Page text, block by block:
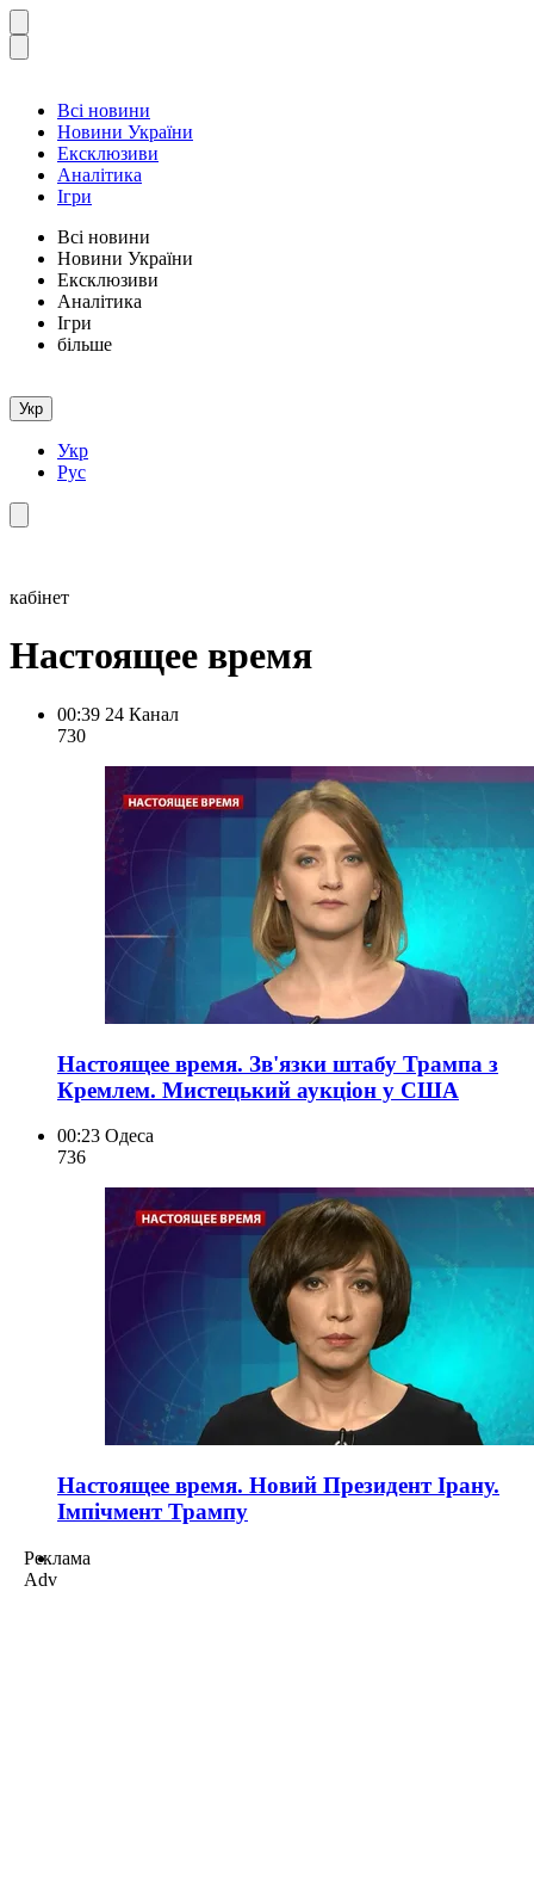
Всі новини
Новини України
Ексклюзиви
Аналітика
Ігри
Всі новини
Новини України
Ексклюзиви
Аналітика
Ігри
більше
Укр
Укр
Рус
кабінет
Настоящее время
00:39 24 Канал
730
Настоящее время. Зв'язки штабу Трампа з
Кремлем. Мистецький аукціон у США
00:23 Одеса
736
Настоящее время. Новий Президент Ірану.
Імпічмент Трампу
Реклама
Adv